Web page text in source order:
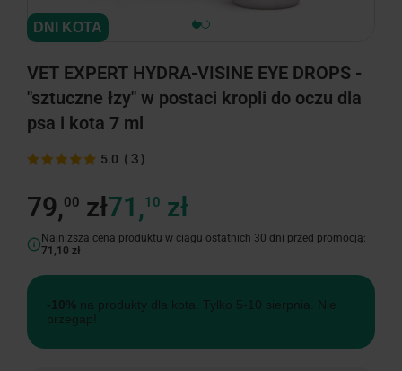
DNI KOTA
VET EXPERT HYDRA-VISINE EYE DROPS -
"sztuczne łzy" w postaci kropli do oczu dla
psa i kota 7 ml
5.0 ( 3 )
79,00zł71,10 zł
Najniższa cena produktu w ciągu ostatnich 30 dni przed promocją:
71,10 zł
-10% na produkty dla kota. Tylko 5-10 sierpnia. Nie
przegap!